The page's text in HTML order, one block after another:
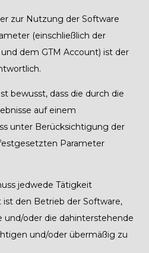
zur Nutzung der Software
(einschließlich der
dem GTM Account) ist der
bewusst, dass die durch die
auf einem
unter Berücksichtigung der
Parameter
jedwede Tätigkeit
den Betrieb der Software,
und/oder die dahinterstehende
und/oder übermäßig zu